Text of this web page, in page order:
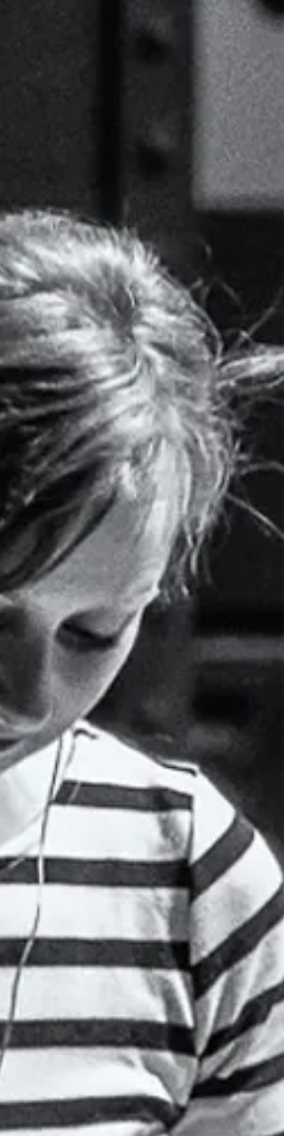
pause. Men nogle gange er det netop de
uplanlagte øjeblikke, der på forunderlig
formår at sætte sig fast i hukomme